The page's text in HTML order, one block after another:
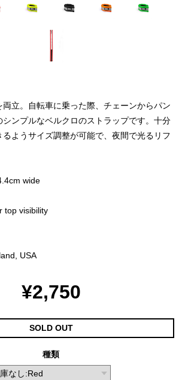
立。自転車に乗った際、チェーンからパン
シンプルなベルクロのストラップです。十分
るようサイズ調整が可能で、夜間で光るリフ
wide
top visibility
USA
¥2,750
SOLD OUT
種類